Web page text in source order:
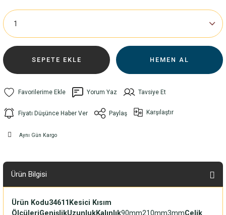
SEPETE EKLE HEMEN AL
Yorum Yaz Tavsiye Et
Fiyatı Düşünce Haber Ver Paylaş Karşılaştır
Aynı Gün Kargo
Ürün Bilgisi
Ürün Kodu34611 Kesici Kısım
ÖlçüleriGenişlikUzunlukKalınlık90mm210mm3mmÇelik